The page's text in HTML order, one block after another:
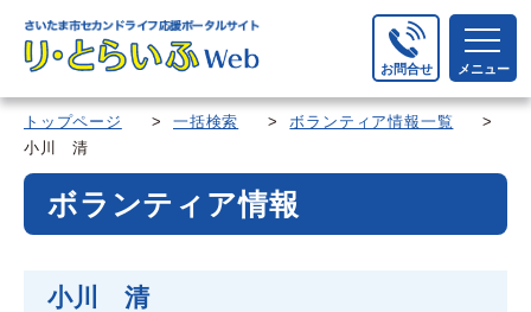
お問合せ メニュー
トップページ >一括検索 >ボランティア情報一覧
>
小川 清
ボランティア情報
小川 清